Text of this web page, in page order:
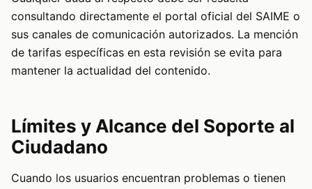
consultando directamente el portal oficial del SAIME o
sus canales de comunicación autorizados. La mención
de tarifas específicas en esta revisión se evita para
mantener la actualidad del contenido.
Límites y Alcance del Soporte al
Ciudadano
Cuando los usuarios encuentran problemas o tienen